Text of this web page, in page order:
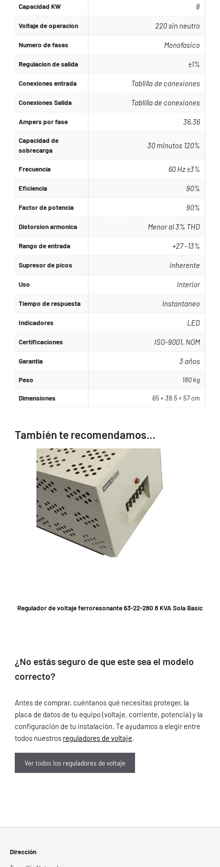
Capacidad KW 8
Voltaje de operacion 220 sin neutro
Numero de fases Monofasico
Regulacion de salida ±1%
Conexiones entrada Tablilla de conexiones
Conexiones Salida Tablilla de conexiones
Ampers por fase 36.36
Capacidad de
sobrecarga
30 minutos 120%
Frecuencia 60 Hz ±3%
Eficiencia 90%
Factor de potencia 90%
Distorsion armonica Menor al 3% THD
Rango de entrada +27 -13%
Supresor de picos inherente
Uso Interior
Tiempo de respuesta Instantaneo
Indicadores LED
Certificaciones ISO-9001, NOM
Garantia 3 años
Peso 180 kg
Dimensiones 65 × 39.5 × 57 cm
También te recomendamos…
Regulador de voltaje ferroresonante 63-22-280 8 KVA Sola Basic
¿No estás seguro de que este sea el modelo
correcto?
Antes de comprar, cuéntanos qué necesitas proteger, la
placa de datos de tu equipo (voltaje, corriente, potencia) y la
configuración de tu instalación. Te ayudamos a elegir entre
todos nuestros reguladores de voltaje
Ver todos los reguladores de voltaje
Dirección